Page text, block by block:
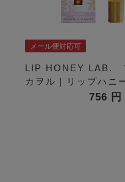
メール便対応可
LIP HONEY LAB.
カヲル｜リップハニ
756